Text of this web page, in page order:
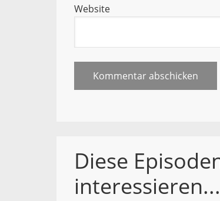
Website
Diese
interessieren...